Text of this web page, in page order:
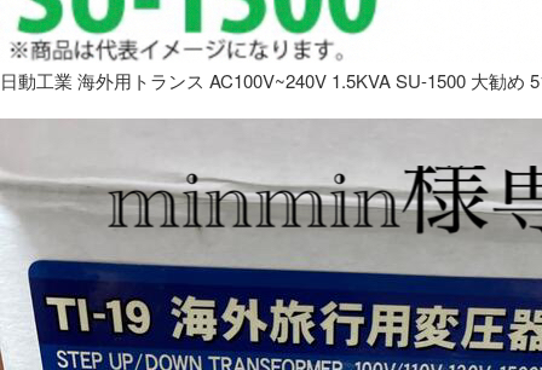
日動工業 海外用トランス AC100V~240V 1.5KVA SU-1500 大勧め